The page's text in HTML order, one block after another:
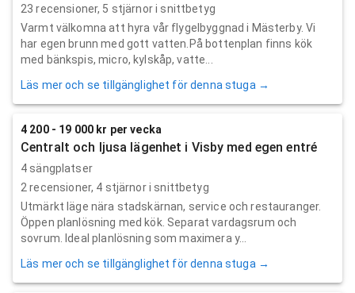
23 recensioner, 5 stjärnor i snittbetyg
Varmt välkomna att hyra vår flygelbyggnad i Mästerby. Vi
har egen brunn med gott vatten.På bottenplan finns kök
med bänkspis, micro, kylskåp, vatte...
Läs mer och se tillgänglighet för denna stuga →
4 200 - 19 000 kr per vecka
Centralt och ljusa lägenhet i Visby med egen entré
4 sängplatser
2 recensioner, 4 stjärnor i snittbetyg
Utmärkt läge nära stadskärnan, service och restauranger.
Öppen planlösning med kök. Separat vardagsrum och
sovrum. Ideal planlösning som maximera y...
Läs mer och se tillgänglighet för denna stuga →